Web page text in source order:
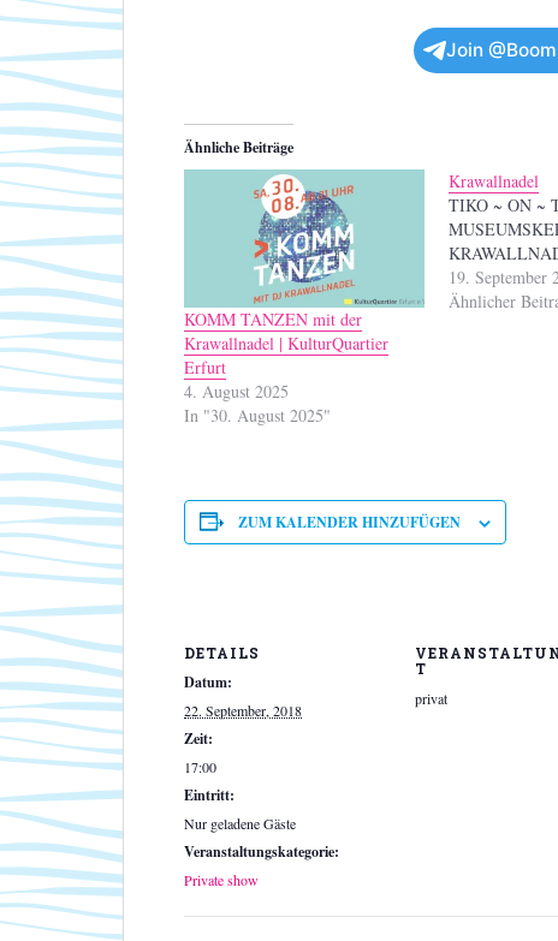
Join
Ähnliche Beiträge
KOMM TANZEN mit der
Krawallnadel | KulturQuartier
Erfurt
4. August 2025
In "30. August 2025"
Krawallnadel
TIKO ~ ON ~
19. September
Ähnlicher
ZUM KALENDER HINZUFÜGEN
DETAILS
Datum:
22. September, 2018
Zeit:
17:00
Eintritt:
Nur geladene Gäste
Veranstaltungskategorie:
Private show
T
privat